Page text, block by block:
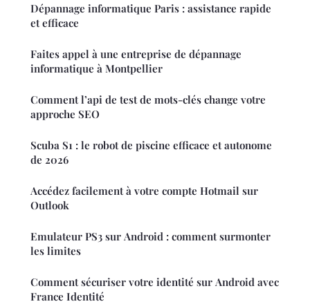
Dépannage informatique Paris : assistance rapide
et efficace
Faites appel à une entreprise de dépannage
informatique à Montpellier
Comment l’api de test de mots-clés change votre
approche SEO
Scuba S1 : le robot de piscine efficace et autonome
de 2026
Accédez facilement à votre compte Hotmail sur
Outlook
Emulateur PS3 sur Android : comment surmonter
les limites
Comment sécuriser votre identité sur Android avec
France Identité